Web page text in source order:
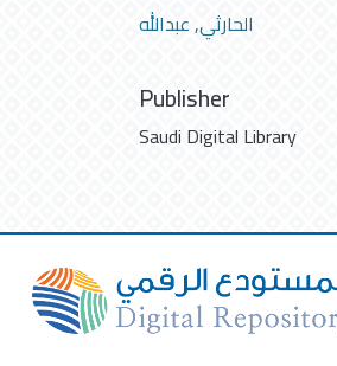
الحارثي, عبدالله
Publisher
Saudi Digital Library